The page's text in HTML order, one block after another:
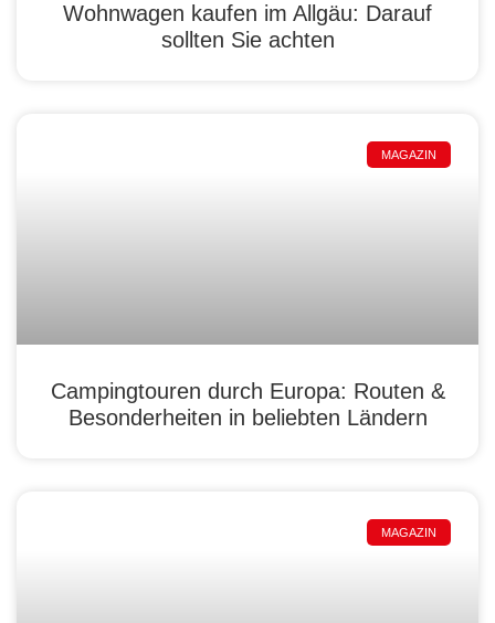
Wohnwagen kaufen im Allgäu: Darauf
sollten Sie achten
MAGAZIN
Campingtouren durch Europa: Routen &
Besonderheiten in beliebten Ländern
MAGAZIN